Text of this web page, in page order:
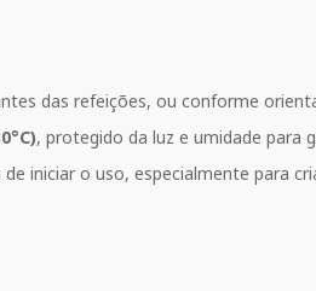
das refeições, ou conforme
, protegido da luz e umidade para
iniciar o uso, especialmente para